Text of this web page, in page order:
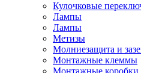
Кулочковые
Лампы
Лампы
Метизы
Молниезащита и
Монтажные клеммы
Монтажные коробки